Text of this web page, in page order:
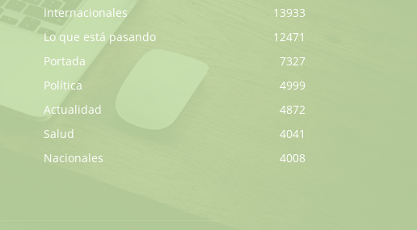
Internacionales
13933
Lo que está pasando
12471
Portada
7327
Política
4999
Actualidad
4872
Salud
4041
Nacionales
4008